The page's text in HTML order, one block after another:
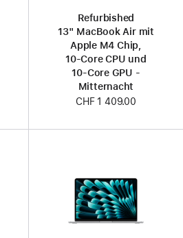
Refurbished
13" MacBook Air mit
Apple M4 Chip,
10‑Core CPU und
10‑Core GPU -
Mitternacht
CHF 1 409.00